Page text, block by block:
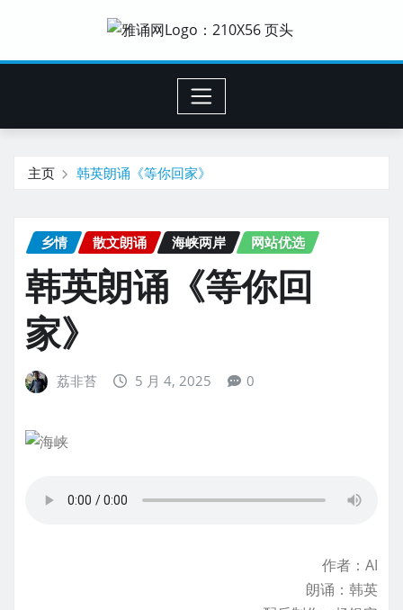
主页 韩英朗诵《等你回家》
乡情 散文朗诵 海峡两岸 网站优选
韩英朗诵《等你回
家》
荔非苔 5 月 4, 2025 0
作者：AI
朗诵：韩英